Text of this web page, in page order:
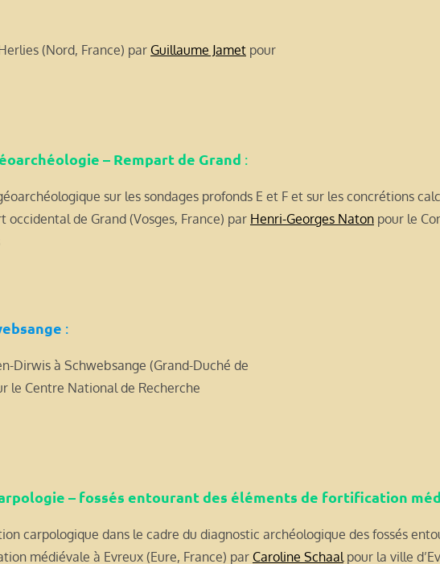
(Nord, France) par Guillaume Jamet pour
– Rempart de Grand :
sur les sondages profonds E et F et sur les concrétions
occidental de Grand (Vosges, France) par Henri-Georges Natonpour le
:
Dirwis à Schwebsange (Grand-Duché de
le Centre National de Recherche
– fossés entourant des éléments de fortification
carpologique dans le cadre du diagnostic archéologique des fossés
médiévale à Evreux (Eure, France) par Caroline Schaalpour la ville